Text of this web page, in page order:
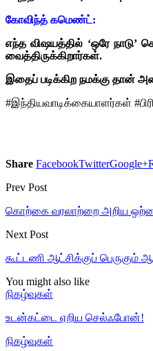
கோவிந்த் கமெண்ட்:
எந்த விஷயத்தில் ‘ஒரே நாடு’
வைத்திருக்கிறார்கள்.
இதைப் படிக்கிற நமக்கு தான்
#இந்தியவாடிக்கையாளர்கள்
Share FacebookTwitterGoogle+
Prev Post
கொற்கை வரலாற்றை அறிய
Next Post
கூட்டணி ஆட்சிக்குப் பெருகும்
You might also like
நிகழ்வுகள்
உடன்கட்டை ஏறிய செல்ஃபோன்!
நிகழ்வுகள்